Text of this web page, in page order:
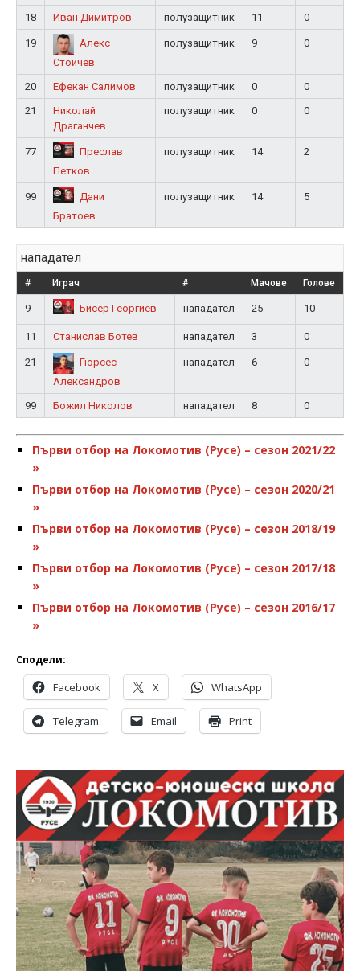
18 Иван Димитров полузащитник 11 0
19
Алекс
Стойчев
полузащитник 9 0
20 Ефекан Салимов полузащитник 0
0
21
Николай
Драганчев
полузащитник 0 0
77
Преслав
Петков
полузащитник 14 2
99
Дани
Братоев
полузащитник 14 5
нападател
# Играч # Мачове Голове
9 Бисер Георгиев нападател 25 10
11 Станислав Ботев нападател 3 0
21
Гюрсес
Александров
нападател 6 0
99 Божил Николов нападател 8 0
Първи отбор на Локомотив (Русе) – сезон 2021/22
»
Първи отбор на Локомотив (Русе) – сезон 2020/21
»
Първи отбор на Локомотив (Русе) – сезон 2018/19
»
Първи отбор на Локомотив (Русе) – сезон 2017/18
»
Първи отбор на Локомотив (Русе) – сезон 2016/17
»
Сподели:
Facebook X WhatsApp
Telegram Email Print